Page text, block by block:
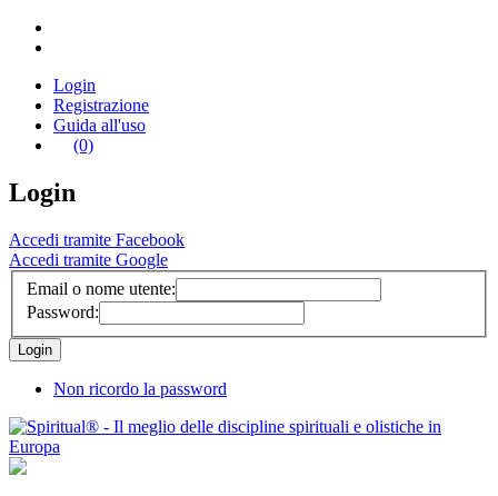
Login
Registrazione
Guida all'uso
(0)
Login
Accedi tramite Facebook
Accedi tramite Google
Email o nome utente:
Password:
Non ricordo la password